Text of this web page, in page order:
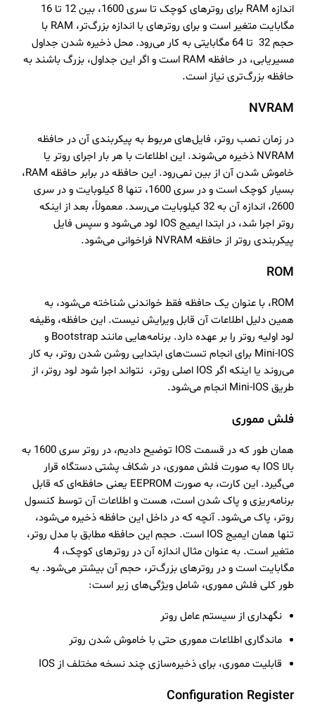
اندازه RAM برای روترهای کوچک تا سری 1600، بین 12 تا 16
مگابایت متغیر است و برای روترهای با اندازه بزرگ‌تر، RAM با
حجم 32 تا 64 مگابایتی به کار می‌رود. محل ذخیره شدن جداول
مسیریابی، در حافظه RAM است و اگر این جداول، بزرگ باشند به
حافظه بزرگ‌تری نیاز است.
NVRAM
در زمان نصب روتر، فایل‌های مربوط به پیکربندی آن در حافظه
NVRAM ذخیره می‌شوند. این اطلاعات با هر بار اجرای روتر یا
خاموش شدن آن از بین نمی‌رود. این حافظه در برابر حافظه RAM،
بسیار کوچک است و در سری 1600، تنها 8 کیلوبایت و در سری
2600، اندازه آن به 32 کیلوبایت می‌رسد. معمولاً، بعد از اینکه
روتر اجرا شد، در ابتدا ایمیج IOS لود می‌شود و سپس فایل
پیکربندی روتر از حافظه NVRAM فراخوانی می‌شود.
ROM
ROM، با عنوان یک حافظه فقط خواندنی شناخته می‌شود، به
همین دلیل اطلاعات آن قابل ویرایش نیست. این حافظه، وظیفه
لود اولیه روتر را بر عهده دارد. برنامه‌هایی مانند Bootstrap و
Mini-IOS برای انجام تست‌های ابتدایی روشن شدن روتر، به کار
می‌روند یا اینکه اگر IOS اصلی روتر، نتواند اجرا شود لود روتر، از
طریق Mini-IOS انجام می‌شود.
فلش مموری
همان طور که در قسمت IOS توضیح دادیم، در روتر سری 1600 به
بالا IOS به صورت فلش مموری، در شکاف پشتی دستگاه قرار
می‌گیرد. این کارت، به صورت EEPROM یعنی حافظه‌ای که قابل
برنامه‌ریزی و پاک شدن است، هست و اطلاعات آن توسط کنسول
روتر، پاک می‌شود. آنچه که در داخل این حافظه ذخیره می‌شود،
تنها همان ایمیج IOS است. حجم این حافظه مطابق با مدل روتر،
متغیر است. به عنوان مثال اندازه آن در روترهای کوچک، 4
مگابایت است و در روترهای بزرگ‌تر، حجم آن بیشتر می‌شود. به
‌طور کلی فلش مموری، شامل ویژگی‌های زیر است:
نگهداری از سیستم عامل روتر
ماندگاری اطلاعات مموری حتی با خاموش شدن روتر
قابلیت مموری، برای ذخیره‌سازی چند نسخه مختلف از IOS
Configuration Register